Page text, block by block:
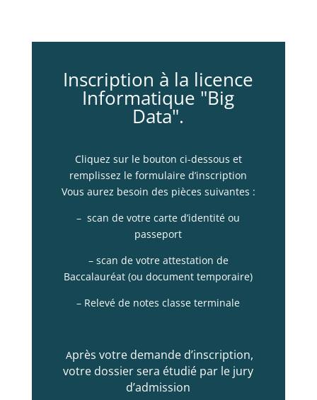
Inscription à la licence
Informatique "Big
Data".
Cliquez sur le bouton ci-dessous et
remplissez le formulaire d’inscription
Vous aurez besoin des pièces suivantes :
– scan de votre carte d’identité ou
passeport
– scan de votre attestation de
Baccalauréat (ou document temporaire)
– Relevé de notes classe terminale
Après votre demande d’inscription,
votre dossier sera étudié par le jury
d’admission